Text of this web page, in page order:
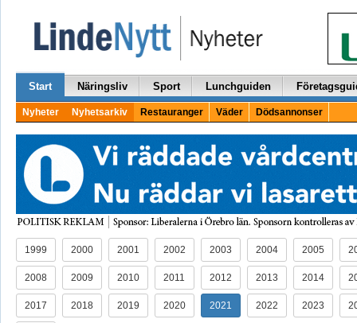
Start Näringsliv Sport Lunchguiden
Nyheter Nyhetsarkiv Restauranger Väder Dödsannonser
1999 2000 2001 2002 2003 2004 2005
2008 2009 2010 2011 2012 2013 2014
2017 2018 2019 2020 2021 2022 2023